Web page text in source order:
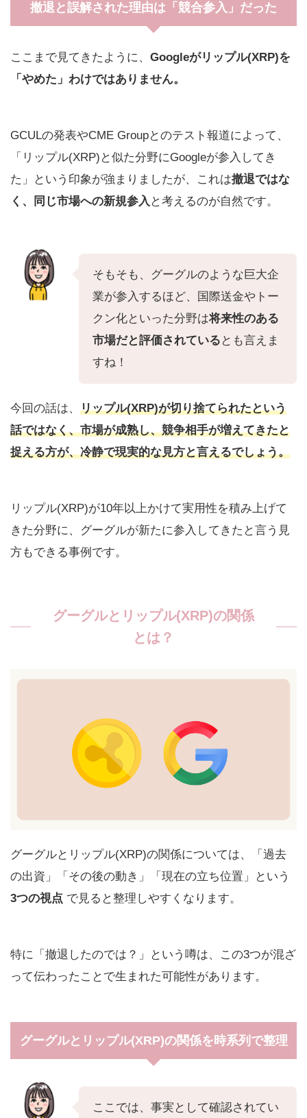
撤退と誤解された理由は「競合参入」だった
ここまで見てきたように、 Googleがリップル(XRP)を
「やめた」わけではありません。
GCULの発表やCME Groupとのテスト報道によって、
「リップル(XRP)と似た分野にGoogleが参入してき
た」という印象が強まりましたが、これは撤退ではな
く、同じ市場への新規参入 と考えるのが自然です。
そもそも、グーグルのような巨大企
業が参入するほど、国際送金やトー
クン化といった分野は将来性のある
市場だと評価されている とも言えま
すね！
今回の話は、 リップル(XRP)が切り捨てられたという
話ではなく、市場が成熟し、競争相手が増えてきたと
捉える方が、冷静で現実的な見方と言えるでしょう。
リップル(XRP)が10年以上かけて実用性を積み上げて
きた分野に、グーグルが新たに参入してきたと言う見
方もできる事例です。
グーグルとリップル(XRP)の関係
とは？
グーグルとリップル(XRP)の関係については、「過去
の出資」「その後の動き」「現在の立ち位置」という
3つの視点 で見ると整理しやすくなります。
特に「撤退したのでは？」という噂は、この3つが混ざ
って伝わったことで生まれた可能性があります。
グーグルとリップル(XRP)の関係を時系列で整理
ここでは、事実として確認されてい